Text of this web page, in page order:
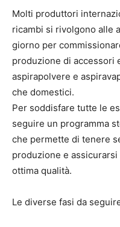
Molti produttori
ricambi si rivolgono alle
giorno per
produzione di accessori
aspirapolvere e
che domestici.
Per soddisfare tutte le
seguire un programma
che permette di tenere
produzione e
ottima qualità.
Le diverse fasi da